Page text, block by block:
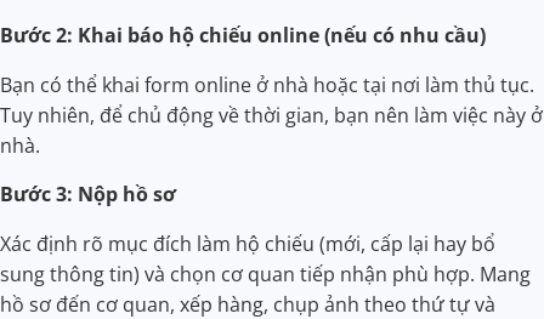
Bước 2: Khai báo hộ chiếu online (nếu có nhu cầu)
Bạn có thể khai form online ở nhà hoặc tại nơi làm thủ tục.
Tuy nhiên, để chủ động về thời gian, bạn nên làm việc này ở
nhà.
Bước 3: Nộp hồ sơ
Xác định rõ mục đích làm hộ chiếu (mới, cấp lại hay bổ
sung thông tin) và chọn cơ quan tiếp nhận phù hợp. Mang
hồ sơ đến cơ quan, xếp hàng, chụp ảnh theo thứ tự và